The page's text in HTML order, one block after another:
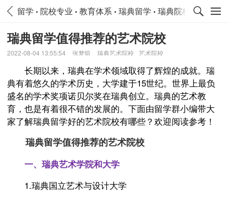
留学 院校专业 教育体系 瑞典留学 瑞典院校专业 瑞
瑞典留学值得推荐的艺术院校
2022-08-04 13:55:54 张梦煊 瑞典艺术院校 艺术院校
长期以来，瑞典在学术领域取得了辉煌的成就。瑞
典有着悠久的学术历史，大学建于15世纪。世界上最负
盛名的学术奖项诺贝尔奖在瑞典创立。瑞典的艺术教
育，也是有着很不错的发展的。下面由留学群小编带大
家了解瑞典留学好的艺术院校有哪些？欢迎阅读参考！
瑞典留学值得推荐的艺术院校
一、瑞典艺术学院和大学
1.瑞典国立艺术与设计大学